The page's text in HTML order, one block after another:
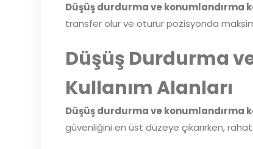
Düşüş durdurma ve konumlandırma
transfer olur ve oturur pozisyonda
Düşüş Durdurma
Kullanım Alanları
Düşüş durdurma ve konumlandırma
güvenliğini en üst düzeye çıkarırken,